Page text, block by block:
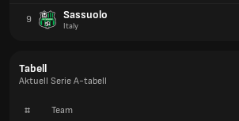
9 Sassuolo
Italy
Tabell
Aktuell Serie A-tabell
# Team